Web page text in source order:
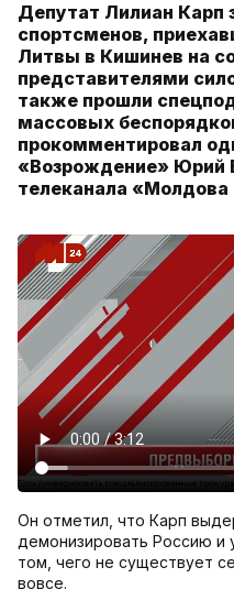
Депутат Лилиан Карп
спортсменов,
Литвы в Кишинев на
представителями
также прошли
массовых
прокомментировал
«Возрождение» Юрий
телеканала «Молдова
Он отметил, что Карп
демонизировать Россию и
том, чего не существует
вовсе.